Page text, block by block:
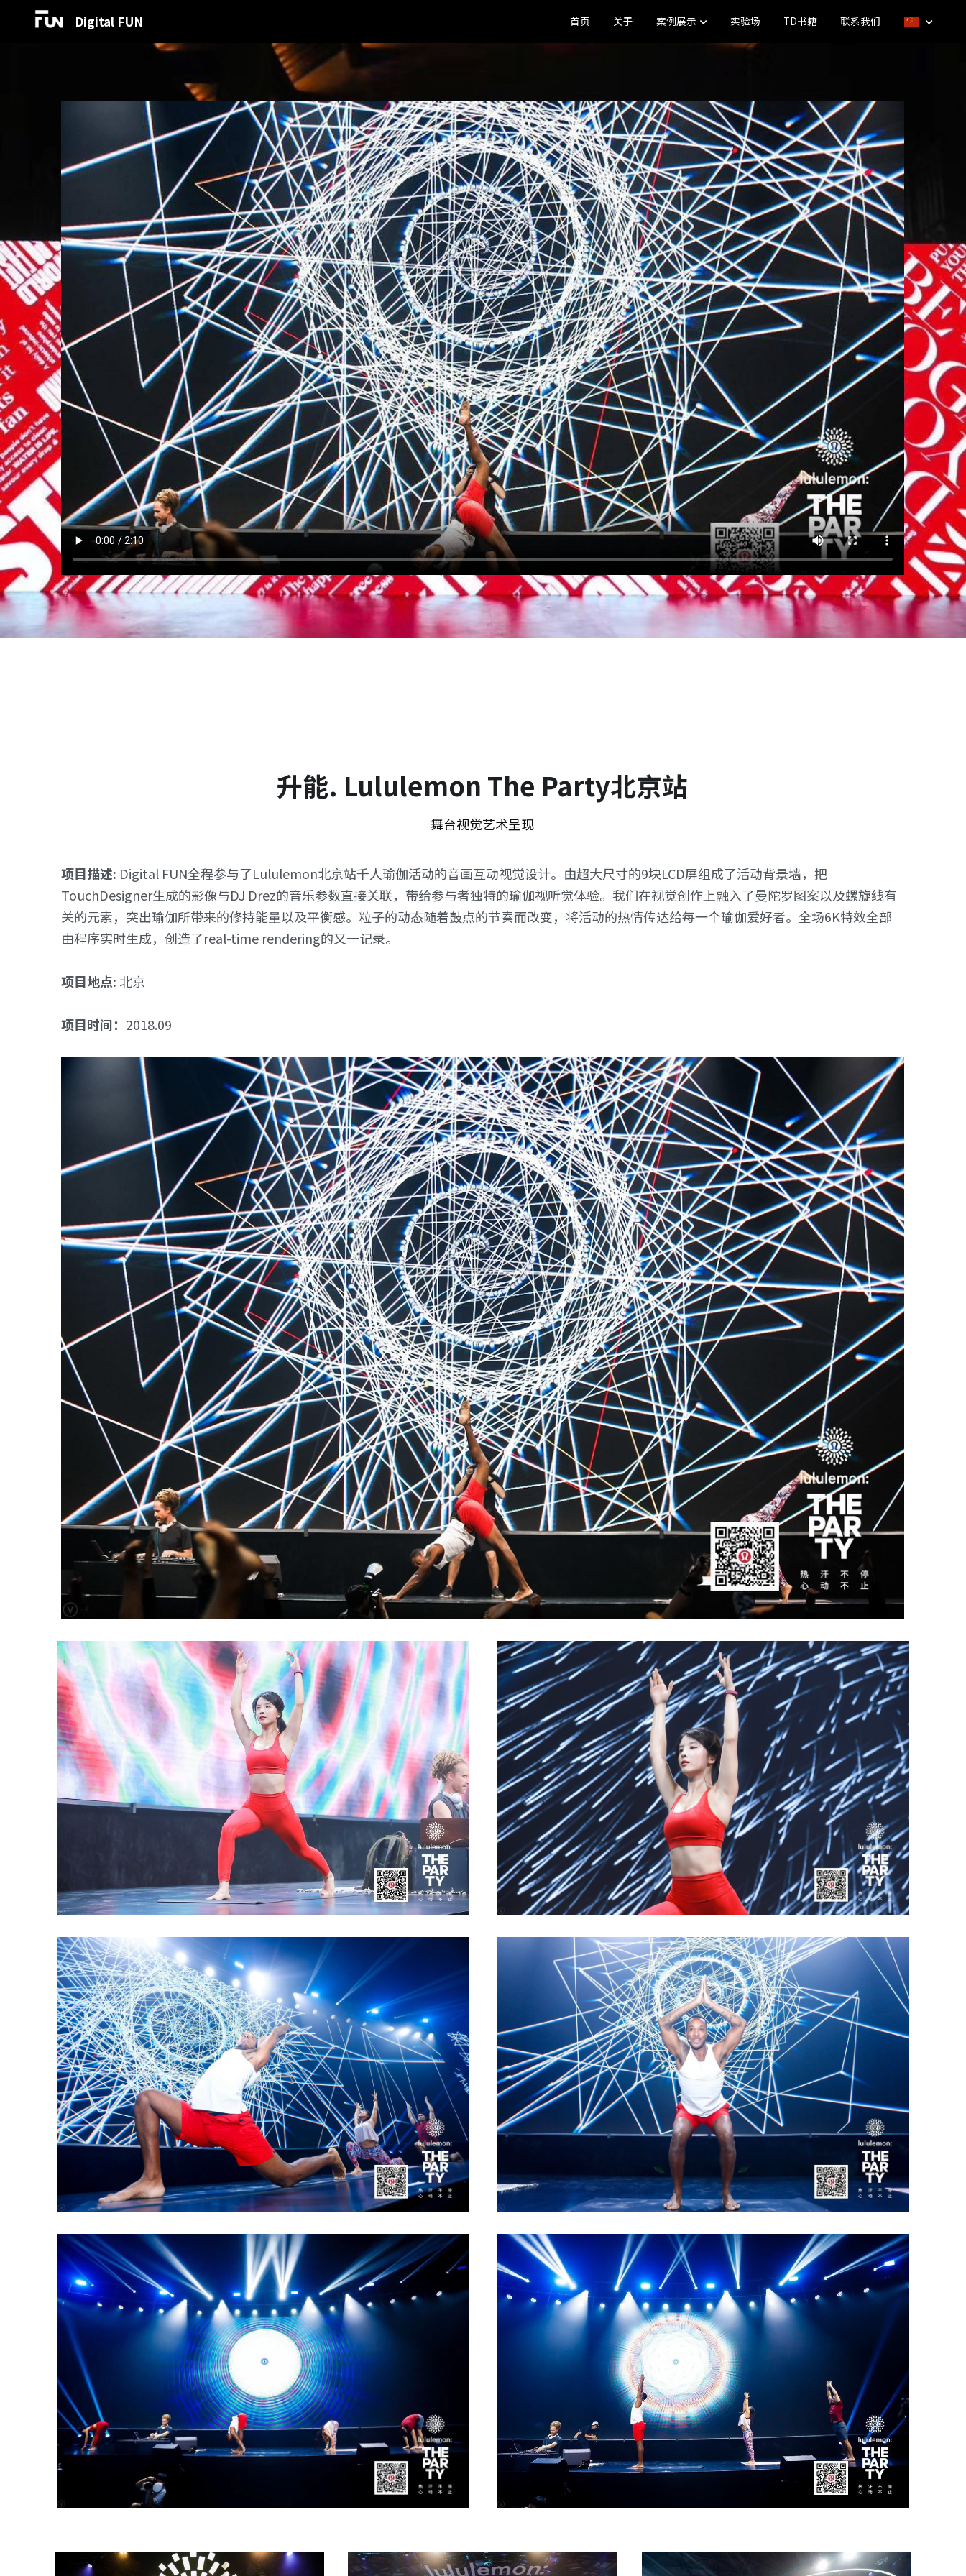
Digital FUN 首页 关于 案例展示 实验场 TD书籍 联系我们
升能. Lululemon The Party北京站
舞台视觉艺术呈现
项目描述: Digital FUN全程参与了Lululemon北京站千人瑜伽活动的音画互动视觉设计。由超大尺寸的9块LCD屏组成了活动背景墙，把
TouchDesigner生成的影像与DJ Drez的音乐参数直接关联，带给参与者独特的瑜伽视听觉体验。我们在视觉创作上融入了曼陀罗图案以及螺旋线有
关的元素，突出瑜伽所带来的修持能量以及平衡感。粒子的动态随着鼓点的节奏而改变，将活动的热情传达给每一个瑜伽爱好者。全场6K特效全部
由程序实时生成，创造了real-time rendering的又一记录。
项目地点: 北京
项目时间： 2018.09